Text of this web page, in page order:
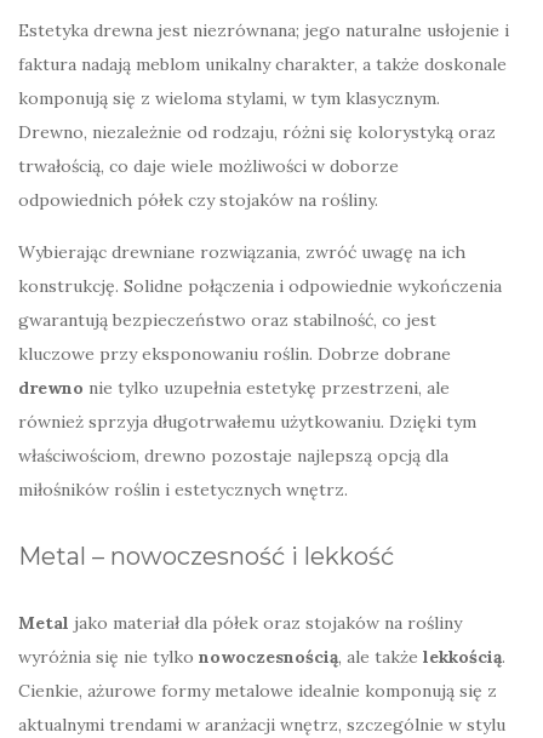
Estetyka drewna jest niezrównana; jego naturalne usłojenie i
faktura nadają meblom unikalny charakter, a także doskonale
komponują się z wieloma stylami, w tym klasycznym.
Drewno, niezależnie od rodzaju, różni się kolorystyką oraz
trwałością, co daje wiele możliwości w doborze
odpowiednich półek czy stojaków na rośliny.
Wybierając drewniane rozwiązania, zwróć uwagę na ich
konstrukcję. Solidne połączenia i odpowiednie wykończenia
gwarantują bezpieczeństwo oraz stabilność, co jest
kluczowe przy eksponowaniu roślin. Dobrze dobrane
drewno nie tylko uzupełnia estetykę przestrzeni, ale
również sprzyja długotrwałemu użytkowaniu. Dzięki tym
właściwościom, drewno pozostaje najlepszą opcją dla
miłośników roślin i estetycznych wnętrz.
Metal – nowoczesność i lekkość
Metal jako materiał dla półek oraz stojaków na rośliny
wyróżnia się nie tylko nowoczesnością, ale także lekkością.
Cienkie, ażurowe formy metalowe idealnie komponują się z
aktualnymi trendami w aranżacji wnętrz, szczególnie w stylu